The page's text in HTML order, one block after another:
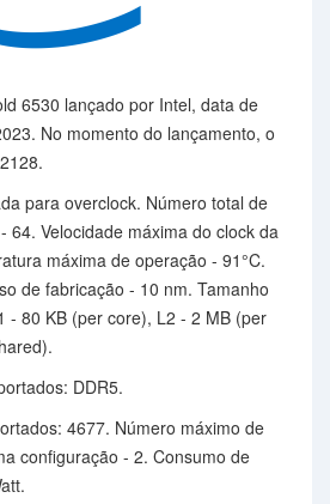
6530 lançado por Intel, data de
No momento do lançamento, o
para overclock. Número total de
64. Velocidade máxima do clock da
máxima de operação - 91°C.
de fabricação - 10 nm. Tamanho
- 80 KB (per core), L2 - 2 MB (per
DDR5.
4677. Número máximo de
configuração - 2. Consumo de